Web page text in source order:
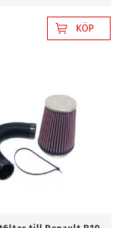
till i favoriterKÖP